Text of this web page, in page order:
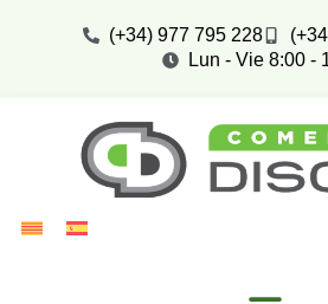
(+34) 977 795 228
Lun - Vie 8:00 -